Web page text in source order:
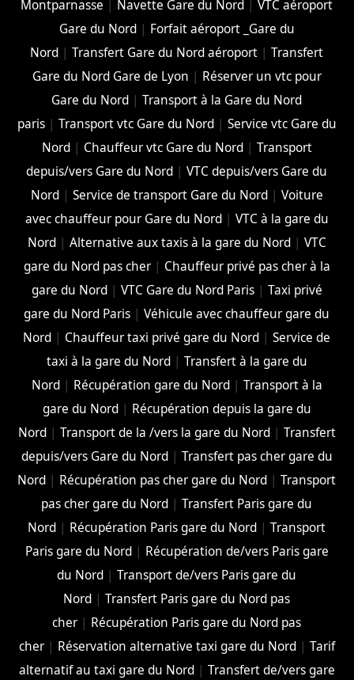
Montparnasse Navette Gare du Nord |VTC aéroport
Gare du Nord| Forfait aéroport _Gare du
Nord |Transfert Gare du Nord aéroport |Transfert
Gare du Nord Gare de Lyon | Réserver un vtc pour
Gare du Nord |Transport à la Gare du Nord
paris| Transport vtc Gare du Nord| Service vtc Gare du
Nord| Chauffeur vtc Gare du Nord| Transport
depuis/vers Gare du Nord |VTC depuis/vers Gare du
Nord| Service de transport Gare du Nord| Voiture
avec chauffeur pour Gare du Nord| VTC à la gare du
Nord| Alternative aux taxis à la gare du Nord| VTC
gare du Nord pas cher| Chauffeur privé pas cher à la
gare du Nord| VTC Gare du Nord Paris| Taxi privé
gare du Nord Paris |Véhicule avec chauffeur gare du
Nord | Chauffeur taxi privé gare du Nord |Service de
taxi à la gare du Nord| Transfert à la gare du
Nord| Récupération gare du Nord| Transport à la
gare du Nord| Récupération depuis la gare du
Nord| Transport de la /vers la gare du Nord| Transfert
depuis/vers Gare du Nord| Transfert pas cher gare du
Nord | Récupération pas cher gare du Nord |Transport
pas cher gare du Nord |Transfert Paris gare du
Nord | Récupération Paris gare du Nord |Transport
Paris gare du Nord| Récupération de/vers Paris gare
du Nord |Transport de/vers Paris gare du
Nord |Transfert Paris gare du Nord pas
cher | Récupération Paris gare du Nord pas
cher| Réservation alternative taxi gare du Nord| Tarif
alternatif au taxi gare du Nord| Transfert de/vers gare